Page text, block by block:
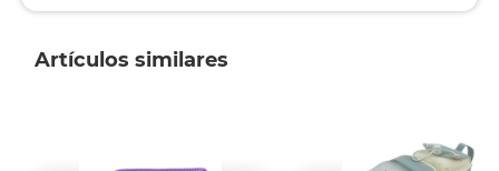
Artículos similares